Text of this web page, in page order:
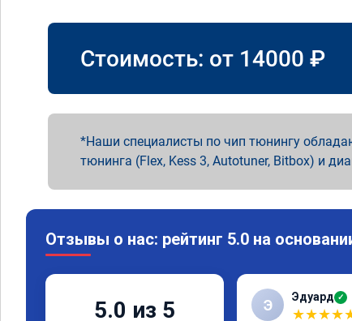
Стоимость: от 14000 ₽
Наши специалисты по чип тюнингу
тюнинга (Flex, Kess 3, Autotuner, Bitbox) и
Отзывы о нас: рейтинг 5.0 на
5.0 из 5 Э Эдуард ✓
★★★★